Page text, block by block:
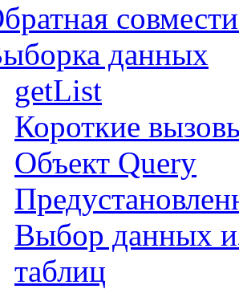
данных
getList
Короткие
Объект Query
Выбор данных
таблиц